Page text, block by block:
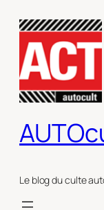
contenu
Le blog du culte